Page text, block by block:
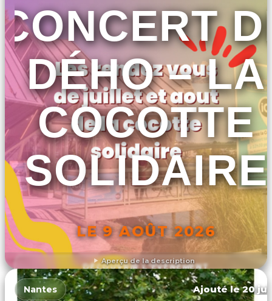
Aperçu de la description
DÉHO – LA
COCOTTE
SOLIDAIRE
LE 9 AOÛT 2026
DÉCOUVRIR L'ÉVÉNEMENT
Nantes Ajouté le 20